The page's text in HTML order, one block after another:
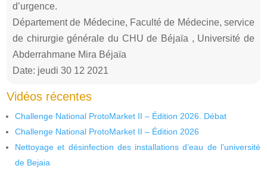
d’urgence.
Département de Médecine, Faculté de Médecine, service
de chirurgie générale du CHU de Béjaïa , Université de
Abderrahmane Mira Béjaïa
Date: jeudi 30 12 2021
Vidéos récentes
Challenge National ProtoMarket II – Édition 2026. Débat
Challenge National ProtoMarket II – Édition 2026
Nettoyage et désinfection des installations d’eau de l’université
de Bejaia